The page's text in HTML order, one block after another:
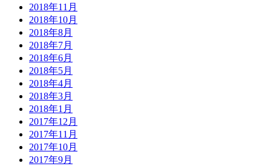
2018年11月
2018年10月
2018年8月
2018年7月
2018年6月
2018年5月
2018年4月
2018年3月
2018年1月
2017年12月
2017年11月
2017年10月
2017年9月